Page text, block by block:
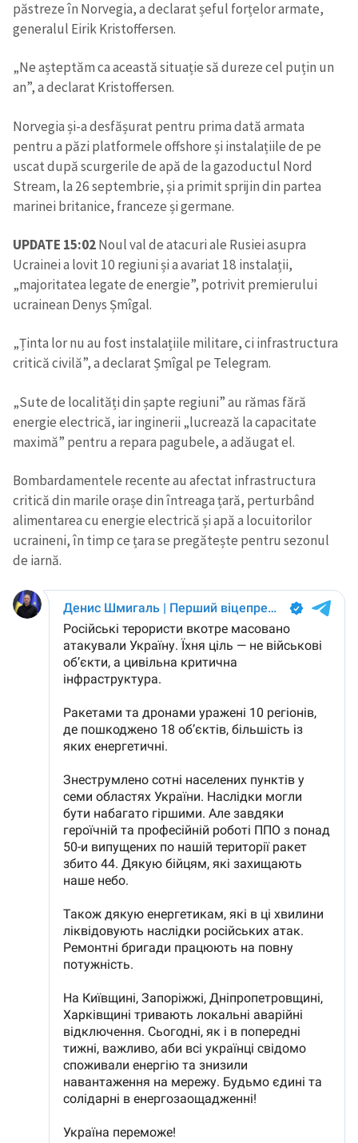
Trimite o informație
Despre ZdG
in English
păstreze în Norvegia, a declarat șeful forțelor armate,
generalul Eirik Kristoffersen.
„Ne așteptăm ca această situație să dureze cel puțin un
an”, a declarat Kristoffersen.
Norvegia și-a desfășurat pentru prima dată armata
pentru a păzi platformele offshore și instalațiile de pe
uscat după scurgerile de apă de la gazoductul Nord
Stream, la 26 septembrie, și a primit sprijin din partea
marinei britanice, franceze și germane.
UPDATE 15:02Noul val de atacuri ale Rusiei asupra
Ucrainei a lovit 10 regiuni și a avariat 18 instalații,
„majoritatea legate de energie”, potrivit premierului
ucrainean Denys Șmîgal.
„Ținta lor nu au fost instalațiile militare, ci infrastructura
critică civilă”, a declarat Șmîgal pe Telegram.
„Sute de localități din șapte regiuni” au rămas fără
energie electrică, iar inginerii „lucrează la capacitate
maximă” pentru a repara pagubele, a adăugat el.
Bombardamentele recente au afectat infrastructura
critică din marile orașe din întreaga țară, perturbând
alimentarea cu energie electrică și apă a locuitorilor
ucraineni, în timp ce țara se pregătește pentru sezonul
de iarnă.